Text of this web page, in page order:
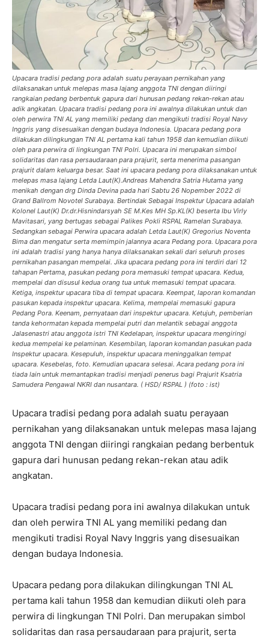
Upacara tradisi pedang pora adalah suatu perayaan pernikahan yang
dilaksanakan untuk melepas masa lajang anggota TNI dengan diiringi
rangkaian pedang berbentuk gapura dari hunusan pedang rekan-rekan atau
adik angkatan. Upacara tradisi pedang pora ini awalnya dilakukan untuk dan
oleh perwira TNI AL yang memiliki pedang dan mengikuti tradisi Royal Navy
Inggris yang disesuaikan dengan budaya Indonesia. Upacara pedang pora
dilakukan dilingkungan TNI AL pertama kali tahun 1958 dan kemudian diikuti
oleh para perwira di lingkungan TNI Polri. Upacara ini merupakan simbol
solidaritas dan rasa persaudaraan para prajurit, serta menerima pasangan
prajurit dalam keluarga besar. Saat ini upacara pedang pora dilaksanakan untuk
melepas masa lajang Letda Laut(K).Andreas Mahendra Satria Hutama yang
menikah dengan drg Dinda Devina pada hari Sabtu 26 Nopember 2022 di
Grand Ballrom Novotel Surabaya. Bertindak Sebagai Inspektur Upacara adalah
Kolonel Laut(K) Dr.dr.Hisnindarsyah SE M.Kes MH Sp.KL(K) beserta Ibu Virly
Mavitasari, yang bertugas sebagai Palikes Pokli RSPAL Ramelan Surabaya.
Sedangkan sebagai Perwira upacara adalah Letda Laut(K) Gregorius Noventa
Bima dan mengatur serta memimpin jalannya acara Pedang pora. Upacara pora
ini adalah tradisi yang hanya hanya dilaksanakan sekali dari seluruh proses
pernikahan pasangan mempelai. Jika upacara pedang pora ini terdiri dari 12
tahapan Pertama, pasukan pedang pora memasuki tempat upacara. Kedua,
mempelai dan disusul kedua orang tua untuk memasuki tempat upacara.
Ketiga, inspektur upacara tiba di tempat upacara. Keempat, laporan komandan
pasukan kepada inspektur upacara. Kelima, mempelai memasuki gapura
Pedang Pora. Keenam, pernyataan dari inspektur upacara. Ketujuh, pemberian
tanda kehormatan kepada mempelai putri dan melantik sebagai anggota
Jalasenastri atau anggota istri TNI Kedelapan, inspektur upacara mengiringi
kedua mempelai ke pelaminan. Kesembilan, laporan komandan pasukan pada
Inspektur upacara. Kesepuluh, inspektur upacara meninggalkan tempat
upacara. Kesebelas, foto. Kemudian upacara selesai. Acara pedang pora ini
tiada lain untuk memantapkan tradisi menjadi penerus bagi Prajurit Ksatria
Samudera Pengawal NKRI dan nusantara. ( HSD/ RSPAL ) (foto : ist)
Upacara tradisi pedang pora adalah suatu perayaan
pernikahan yang dilaksanakan untuk melepas masa lajang
anggota TNI dengan diiringi rangkaian pedang berbentuk
gapura dari hunusan pedang rekan-rekan atau adik
angkatan.
Upacara tradisi pedang pora ini awalnya dilakukan untuk
dan oleh perwira TNI AL yang memiliki pedang dan
mengikuti tradisi Royal Navy Inggris yang disesuaikan
dengan budaya Indonesia.
Upacara pedang pora dilakukan dilingkungan TNI AL
pertama kali tahun 1958 dan kemudian diikuti oleh para
perwira di lingkungan TNI Polri. Dan merupakan simbol
solidaritas dan rasa persaudaraan para prajurit, serta